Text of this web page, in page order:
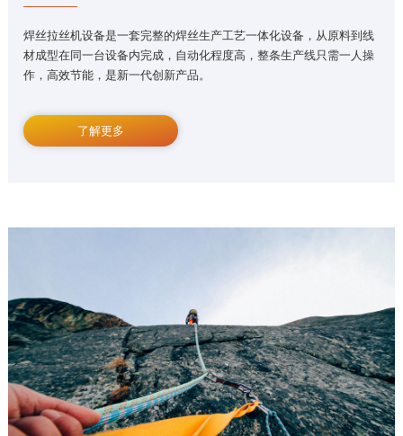
焊丝拉丝机设备是一套完整的焊丝生产工艺一体化设备，从原料到线
材成型在同一台设备内完成，自动化程度高，整条生产线只需一人操
作，高效节能，是新一代创新产品。
了解更多